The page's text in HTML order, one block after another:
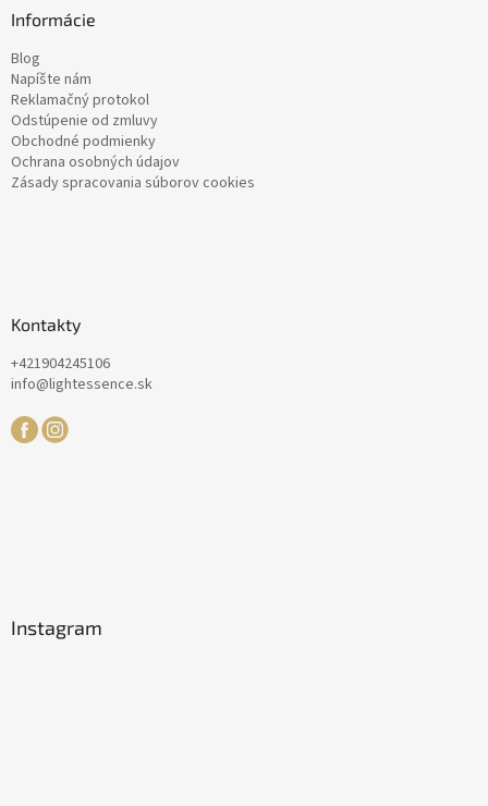
Informácie
Blog
Napíšte nám
Reklamačný protokol
Odstúpenie od zmluvy
Obchodné podmienky
Ochrana osobných údajov
Zásady spracovania súborov cookies
Kontakty
+421904245106
info@lightessence.sk
Instagram